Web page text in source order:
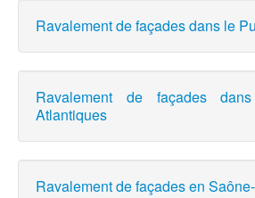
Ravalement de façades dans le
Ravalement de façades
Atlantiques
Ravalement de façades en